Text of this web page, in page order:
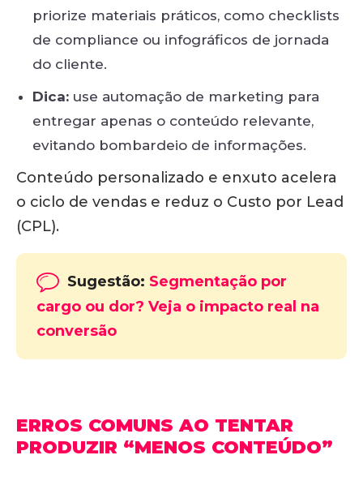
priorize materiais práticos, como checklists
de compliance ou infográficos de jornada
do cliente.
Dica: use automação de marketing para
entregar apenas o conteúdo relevante,
evitando bombardeio de informações.
Conteúdo personalizado e enxuto acelera
o ciclo de vendas e reduz o Custo por Lead
(CPL).
Sugestão: Segmentação por
cargo ou dor? Veja o impacto real na
conversão
ERROS COMUNS AO TENTAR
PRODUZIR “MENOS CONTEÚDO”